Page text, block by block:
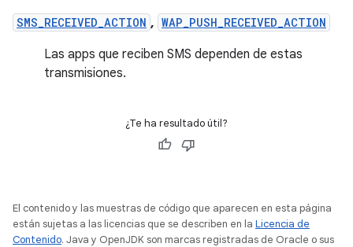
SMS_RECEIVED_ACTION , WAP_PUSH_RECEIVED_ACTION
Las apps que reciben SMS dependen de estas
transmisiones.
¿Te ha resultado útil?
El contenido y las muestras de código que aparecen en esta página
están sujetas a las licencias que se describen en la Licencia de
Contenido. Java y OpenJDK son marcas registradas de Oracle o sus